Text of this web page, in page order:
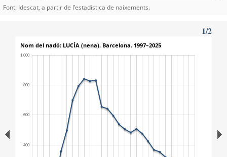
Font: Idescat, a partir de l'estadística de naixements.